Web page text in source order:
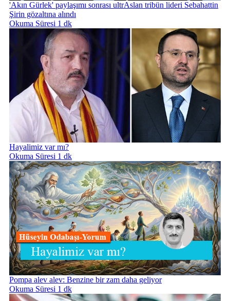
'Akın Gürlek' paylaşımı sonrası ultrAslan tribün lideri Sebahattin
Şirin gözaltına alındı
Okuma Süresi 1 dk
Hayalimiz var mı?
Okuma Süresi 1 dk
Pompa alev alev: Benzine bir zam daha geliyor
Okuma Süresi 1 dk